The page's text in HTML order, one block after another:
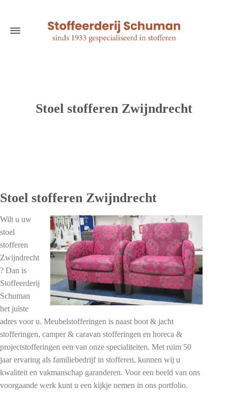
Stoel stofferen Zwijndrecht
Stoel stofferen Zwijndrecht
Wilt u uw
stoel
stofferen
Zwijndrecht
? Dan is
Stoffeerderij
Schuman
het juiste
adres voor u. Meubelstofferingen is naast boot & jacht
stofferingen, camper & caravan stofferingen en horeca &
projectstofferingen een van onze specialiteiten. Met ruim 50
jaar ervaring als familiebedrijf in stofferen, kunnen wij u
kwaliteit en vakmanschap garanderen. Voor een beeld van ons
voorgaande werk kunt u een kijkje nemen in ons portfolio.